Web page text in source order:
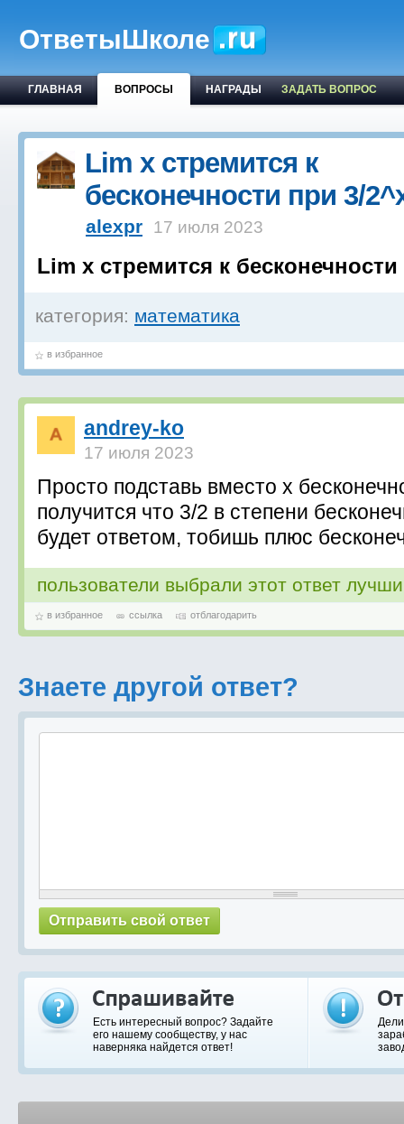
ОтветыШколе
ГЛАВНАЯ ВОПРОСЫ НАГРАДЫ ЗАДАТЬ ВОПРОС
Lim x стремится к
бесконечности при 3/
alexpr 17 июля 2023
Lim x стремится к
категория: математика
в избранное
andrey-ko
17 июля 2023
Просто подставь вместо х
получится что 3/2 в степени
будет ответом, тобишь плюс
пользователи выбрали этот ответ
в избранное ссылка отблагодарить
Знаете другой ответ?
Есть интересный вопрос? Задайте
его нашему сообществу, у нас
наверняка найдется ответ!